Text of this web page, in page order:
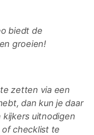
biedt de
groeien!
te zetten via een
dan kun je daar
kijkers uitnodigen
checklist te